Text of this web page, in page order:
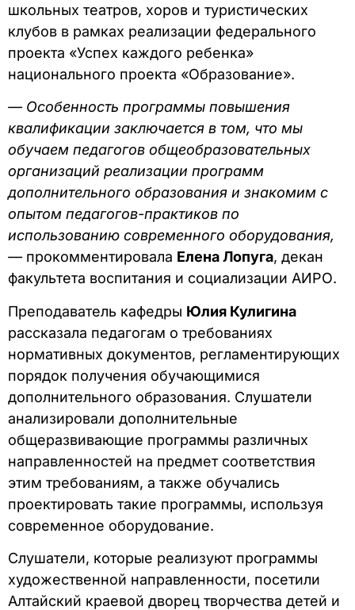
школьных театров, хоров и туристических
клубов в рамках реализации федерального
проекта «Успех каждого ребенка»
национального проекта «Образование».
— Особенность программы повышения
квалификации заключается в том, что мы
обучаем педагогов общеобразовательных
организаций реализации программ
дополнительного образования и знакомим с
опытом педагогов-практиков по
использованию современного оборудования,
— прокомментировала Елена Лопуга, декан
факультета воспитания и социализации АИРО.
Преподаватель кафедры Юлия Кулигина
рассказала педагогам о требованиях
нормативных документов, регламентирующих
порядок получения обучающимися
дополнительного образования. Слушатели
анализировали дополнительные
общеразвивающие программы различных
направленностей на предмет соответствия
этим требованиям, а также обучались
проектировать такие программы, используя
современное оборудование.
Слушатели, которые реализуют программы
художественной направленности, посетили
Алтайский краевой дворец творчества детей и